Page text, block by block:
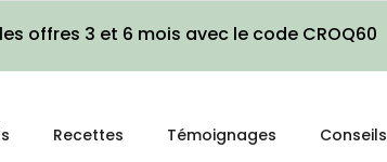
les offres 3 et 6 mois avec le code CROQ60
Recettes Témoignages Conseils